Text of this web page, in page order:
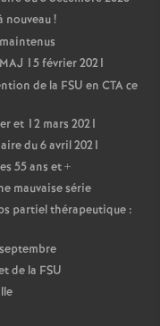
nouveau!
15 février 2021
de la FSU en CTA ce
et 12 mars 2021
du 6 avril 2021
55 ans et +
mauvaise série
partiel thérapeutique :
de la FSU